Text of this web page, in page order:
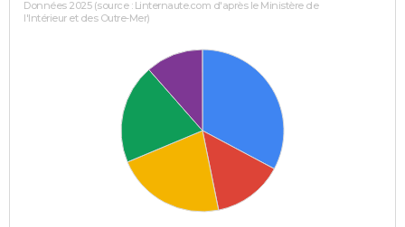
Données 2025 (source : Linternaute.com d'après le Ministère de
l'Intérieur et des Outre-Mer)